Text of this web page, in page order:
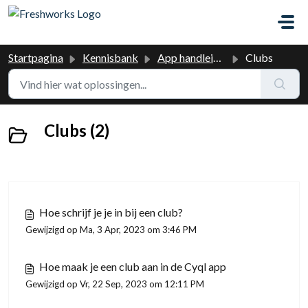
Doorgaan naar hoofdinhoud
Startpagina Kennisbank App handleiding Clubs
Clubs (2)
Hoe schrijf je je in bij een club?
Gewijzigd op Ma, 3 Apr, 2023 om 3:46 PM
Hoe maak je een club aan in de Cyql app
Gewijzigd op Vr, 22 Sep, 2023 om 12:11 PM